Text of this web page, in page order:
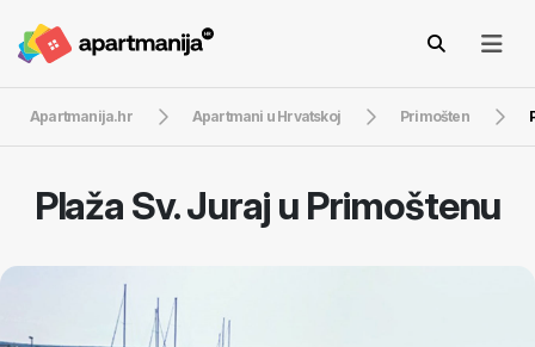
Apartmanija.hr Apartmani u Hrvatskoj Primošten
Plaža Sv. Juraj u Primoštenu